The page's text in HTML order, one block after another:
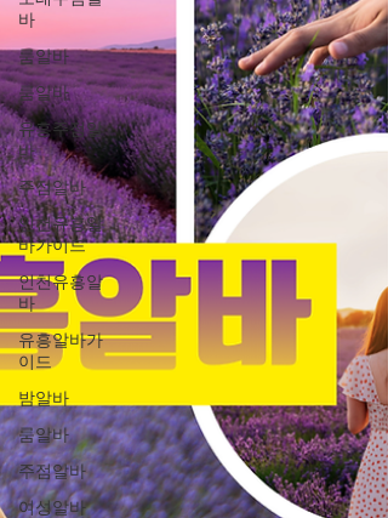
바
룸알바
룸알바
유흥주점알
바
주점알바
인천유흥알
바가이드
인천유흥알
바
유흥알바가
이드
밤알바
룸알바
주점알바
여성알바